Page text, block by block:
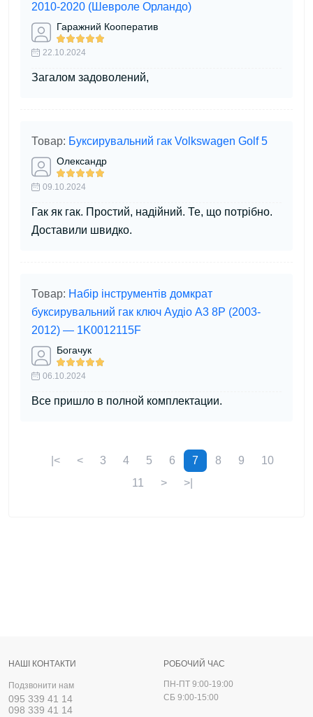
2010-2020 (Шевроле Орландо)
Гаражний Кооператив
22.10.2024
Загалом задоволений,
Товар: Буксирувальний гак Volkswagen Golf 5
Олександр
09.10.2024
Гак як гак. Простий, надійний. Те, що потрібно.
Доставили швидко.
Товар: Набір інструментів домкрат
буксирувальний гак ключ Аудіо A3 8P (2003-
2012) — 1K0012115F
Богачук
06.10.2024
Все пришло в полной комплектации.
|< < 3 4 5 6 7 8 9
10
11
> >|
НАШІ КОНТАКТИ
Подзвонити нам
095 339 41 14
098 339 41 14
РОБОЧИЙ ЧАС
ПН-ПТ 9:00-19:00
СБ 9:00-15:00